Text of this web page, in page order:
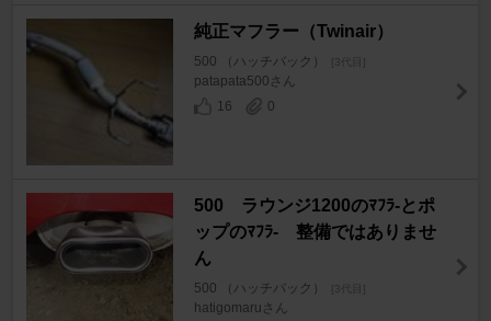
純正マフラー（Twinair）
500 （ハッチバック） [3代目]
patapata500さん
16
0
500 ラウンジ1200のﾏﾌﾗ-とポ
ップのﾏﾌﾗ- 整備ではありませ
ん
500 （ハッチバック） [3代目]
hatigomaruさん